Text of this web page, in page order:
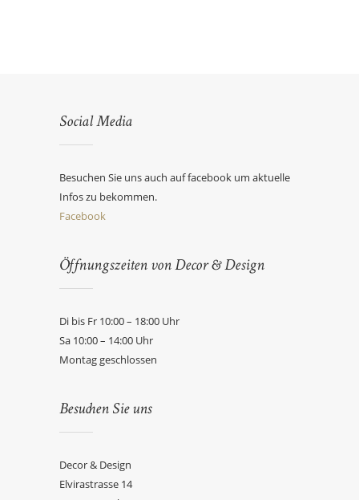
Social Media
Besuchen Sie uns auch auf facebook um aktuelle
Infos zu bekommen.
Facebook
Öffnungszeiten von Decor & Design
Di bis Fr 10:00 – 18:00 Uhr
Sa 10:00 – 14:00 Uhr
Montag geschlossen
Besuchen Sie uns
Decor & Design
Elvirastrasse 14